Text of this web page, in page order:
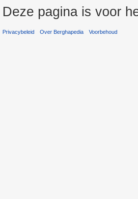
Deze pagina is voor
Privacybeleid Over Berghapedia Voorbehoud